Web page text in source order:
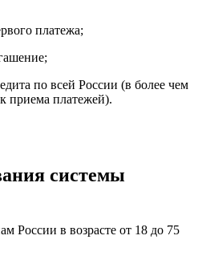
платежа;
по всей России (в более чем
приема платежей).
системы
России в возрасте от 18 до 75